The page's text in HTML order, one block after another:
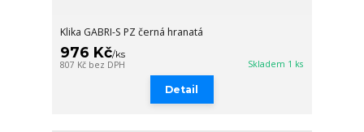
Klika GABRI-S PZ černá hranatá
976 Kč/ks
807 Kč bez DPH Skladem 1 ks
Detail